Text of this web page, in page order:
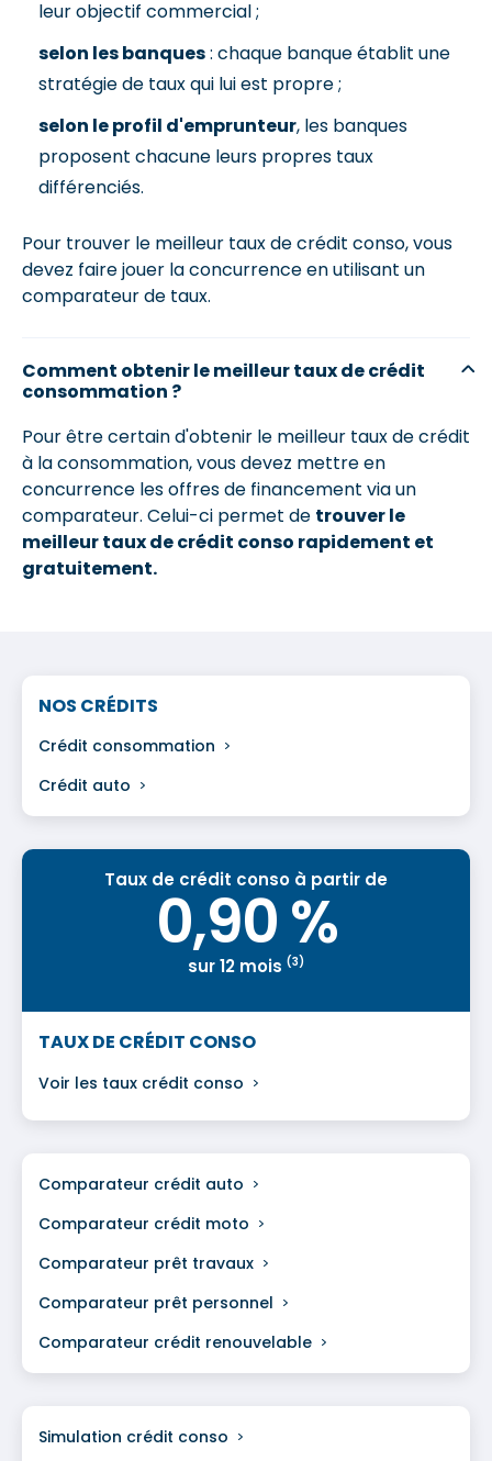
leur objectif commercial ;
selon les banques: chaque banque établit une
stratégie de taux qui lui est propre ;
selon le profil d'emprunteur, les banques
proposent chacune leurs propres taux
différenciés.
Pour trouver le meilleur taux de crédit conso, vous
devez faire jouer la concurrence en utilisant un
comparateur de taux.
Comment obtenir le meilleur taux de crédit
consommation ?
Pour être certain d'obtenir le meilleur taux de crédit
à la consommation, vous devez mettre en
concurrence les offres de financement via un
comparateur. Celui-ci permet de trouver le
meilleur taux de crédit conso rapidement et
gratuitement.
NOS CRÉDITS
Crédit consommation
Crédit auto
Taux de crédit conso à partir de
0,90 %
sur 12 mois (3)
TAUX DE CRÉDIT CONSO
Voir les taux crédit conso
Comparateur crédit auto
Comparateur crédit moto
Comparateur prêt travaux
Comparateur prêt personnel
Comparateur crédit renouvelable
Simulation crédit conso